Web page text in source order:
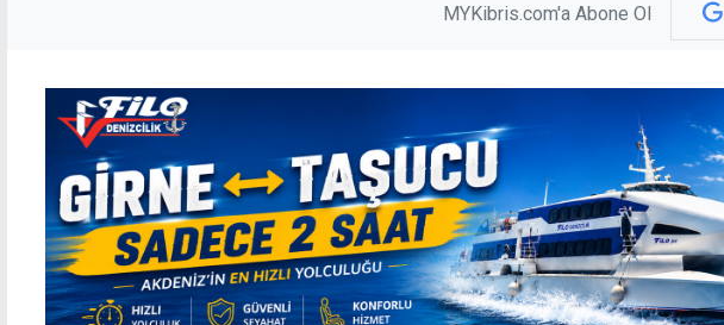
MYKibris.com'a Abone Ol